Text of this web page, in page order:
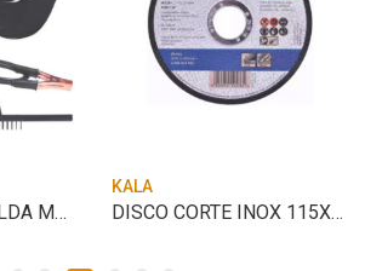
KIT INVERSOR SOLDA MASCARA SOLDA – KALA
KALA
DISCO CORTE INOX 115X1;0X22;23MM – BOSCH